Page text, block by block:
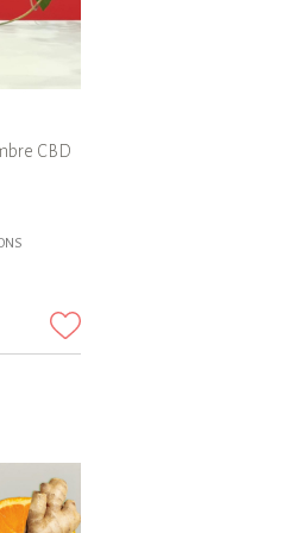
CBD